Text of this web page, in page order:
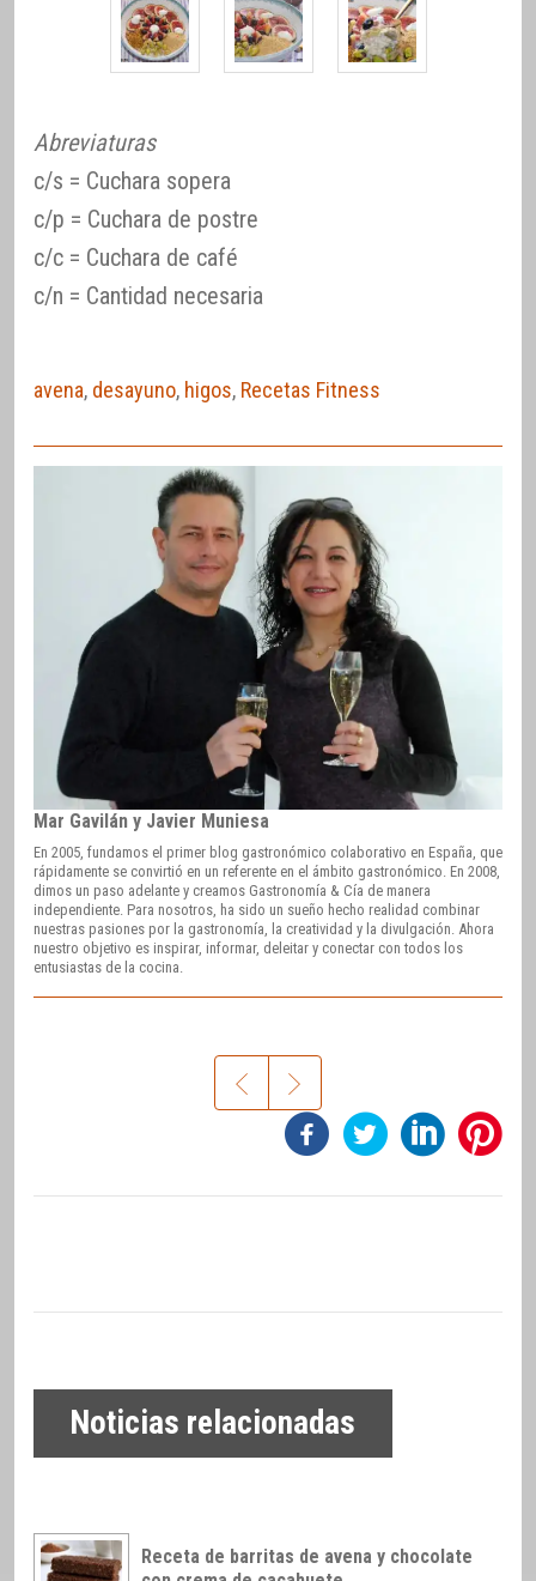
Abreviaturas
c/s = Cuchara sopera
c/p = Cuchara de postre
c/c = Cuchara de café
c/n = Cantidad necesaria
avena, desayuno, higos, Recetas Fitness
Mar Gavilán y Javier Muniesa
En 2005, fundamos el primer blog gastronómico colaborativo en España, que
rápidamente se convirtió en un referente en el ámbito gastronómico. En 2008,
dimos un paso adelante y creamos Gastronomía & Cía de manera
independiente. Para nosotros, ha sido un sueño hecho realidad combinar
nuestras pasiones por la gastronomía, la creatividad y la divulgación. Ahora
nuestro objetivo es inspirar, informar, deleitar y conectar con todos los
entusiastas de la cocina.
Noticias relacionadas
Receta de barritas de avena y chocolate